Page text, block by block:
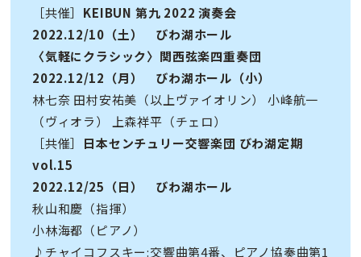
［共催］ KEIBUN 第九 2022 演奏会
2022.12/10（土） びわ湖ホール
〈気軽にクラシック〉関西弦楽四重奏団
2022.12/12（月） びわ湖ホール（小）
林七奈 田村安祐美（以上ヴァイオリン） 小峰航一
（ヴィオラ） 上森祥平（チェロ）
［共催］ 日本センチュリー交響楽団 びわ湖定期
vol.15
2022.12/25（日） びわ湖ホール
秋山和慶（指揮）
小林海都（ピアノ）
♪チャイコフスキー:交響曲第4番、ピアノ協奏曲第1